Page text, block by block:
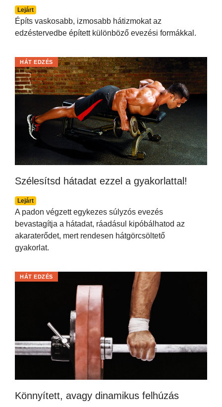
Lejárt
Építs vaskosabb, izmosabb hátizmokat az
edzéstervedbe épített különböző evezési formákkal.
Szélesítsd hátadat ezzel a gyakorlattal!
Lejárt
HÁT EDZÉS
A padon végzett egykezes súlyzós evezés
bevastagítja a hátadat, ráadásul kipóbálhatod az
akaraterődet, mert rendesen hátgörcsöltető
gyakorlat.
Könnyített, avagy dinamikus felhúzás
HÁT EDZÉS